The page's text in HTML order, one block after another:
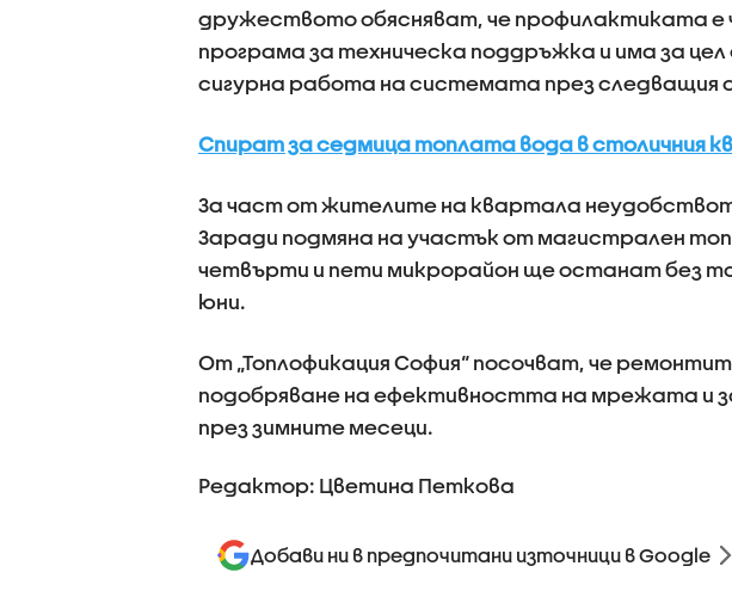
дружеството обясняват, че профилактиката
програма за техническа поддръжка и има за
сигурна работа на системата през следващия
Спират за седмица топлата вода в столичния
За част от жителите на квартала
Заради подмяна на участък от магистрален
четвърти и пети микрорайон ще останат без
юни.
От „Топлофикация София“ посочват, че
подобряване на ефективността на мрежата и
през зимните месеци.
Редактор: Цветина Петкова
Добави ни в предпочитани източници в Google